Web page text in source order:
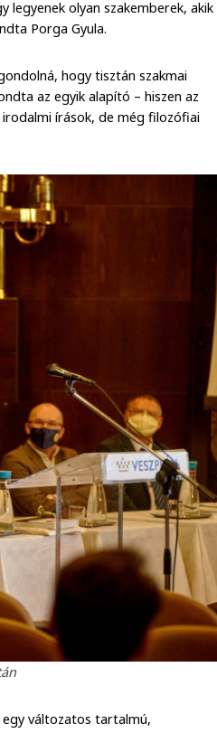
olyan szakemberek, akik
Porga Gyula.
hogy tisztán szakmai
az egyik alapító – hiszen az
írások, de még filozófiai
egy változatos tartalmú,